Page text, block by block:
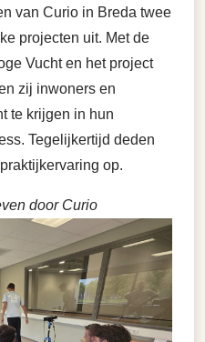
van Curio in Breda twee
projecten uit. Met de
Vucht en het project
zij inwoners en
te krijgen in hun
Tegelijkertijd deden
op.
door Curio